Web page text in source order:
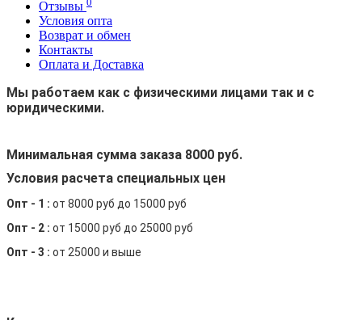
Отзывы
Условия опта
Возврат и обмен
Контакты
Оплата и Доставка
Мы работаем как с физическими лицами так и с
юридическими.
Минимальная сумма заказа 8000 руб.
Условия расчета специальных цен
Опт - 1 : от 8000 руб до 15000 руб
Опт - 2 : от 15000 руб до 25000 руб
Опт - 3 : от 25000 и выше